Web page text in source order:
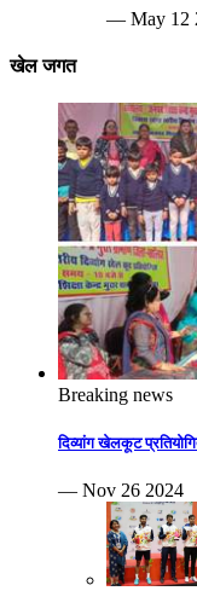
— May 12
खेल जगत
Breaking news
दिव्यांग खेलकूट
— Nov 26 2024